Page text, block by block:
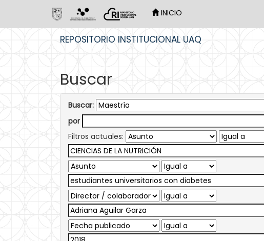
INICIO
REPOSITORIO INSTITUCIONAL UAQ
Buscar
Buscar:
por
Filtros actuales: